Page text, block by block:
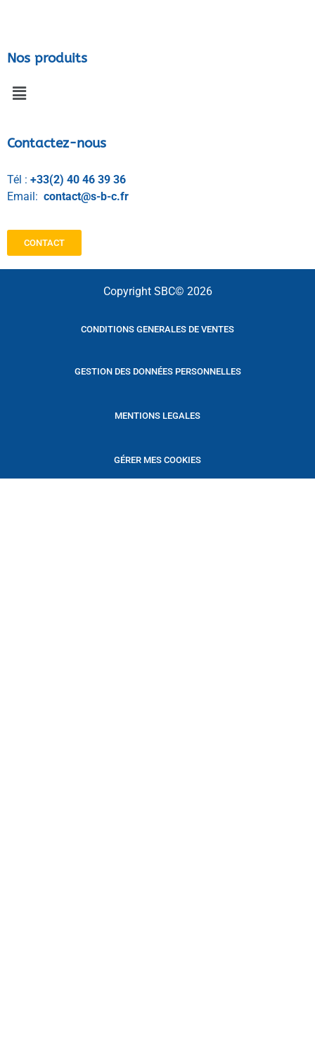
Nos produits
Contactez-nous
Tél : +33(2) 40 46 39 36
Email: contact@s-b-c.fr
CONTACT
Copyright SBC© 2026
CONDITIONS GENERALES DE VENTES
GESTION DES DONNÉES PERSONNELLES
MENTIONS LEGALES
GÉRER MES COOKIES